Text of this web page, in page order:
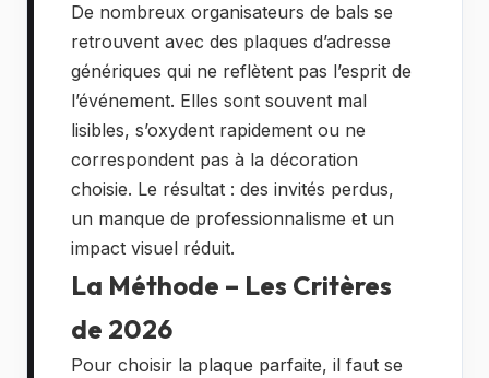
De nombreux organisateurs de bals se
retrouvent avec des plaques d’adresse
génériques qui ne reflètent pas l’esprit de
l’événement. Elles sont souvent mal
lisibles, s’oxydent rapidement ou ne
correspondent pas à la décoration
choisie. Le résultat : des invités perdus,
un manque de professionnalisme et un
impact visuel réduit.
La Méthode – Les Critères
de 2026
Pour choisir la plaque parfaite, il faut se